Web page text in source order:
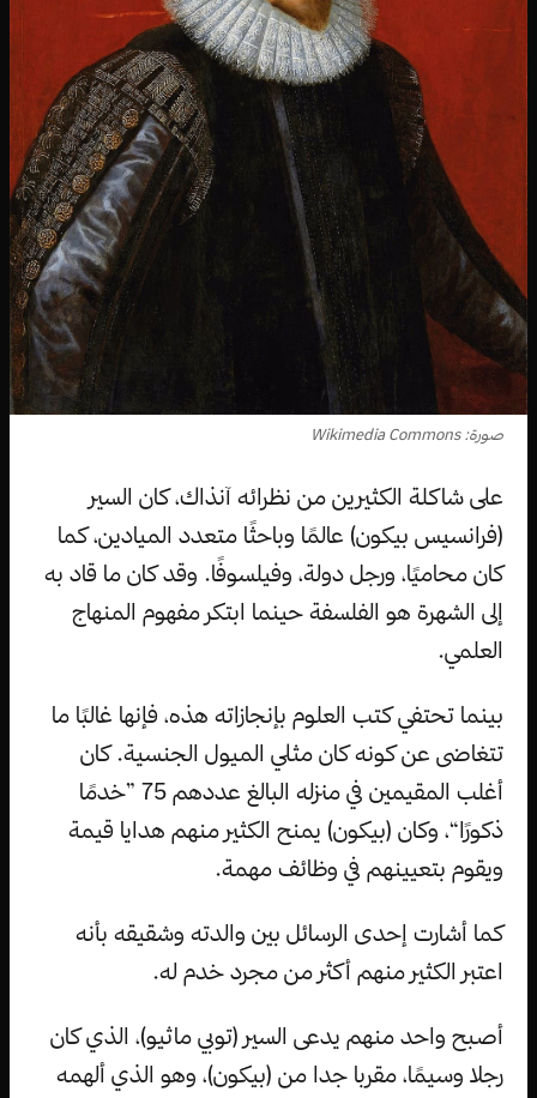
صورة: Wikimedia Commons
على شاكلة الكثيرين من نظرائه آنذاك، كان السير
(فرانسيس بيكون) عالمًا وباحثًا متعدد الميادين، كما
كان محاميًا، ورجل دولة، وفيلسوفًا. وقد كان ما قاد به
إلى الشهرة هو الفلسفة حينما ابتكر مفهوم المنهاج
العلمي.
بينما تحتفي كتب العلوم بإنجازاته هذه، فإنها غالبًا ما
تتغاضى عن كونه كان مثلي الميول الجنسية. كان
أغلب المقيمين في منزله البالغ عددهم 75 ”خدمًا
ذكورًا“، وكان (بيكون) يمنح الكثير منهم هدايا قيمة
ويقوم بتعيينهم في وظائف مهمة.
كما أشارت إحدى الرسائل بين والدته وشقيقه بأنه
اعتبر الكثير منهم أكثر من مجرد خدم له.
أصبح واحد منهم يدعى السير (توبي ماثيو)، الذي كان
رجلا وسيمًا، مقربا جدا من (بيكون)، وهو الذي ألهمه